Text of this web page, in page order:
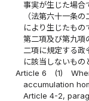
事実が生じた場合
（法第六十一条
により生じたも
第二項及び第九項
二項に規定する
に該当しないもの
Article 6
(1)
accumulation
Article 4-2,